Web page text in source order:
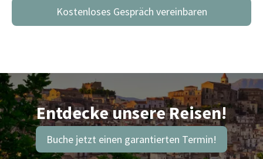
Kostenloses Gespräch vereinbaren
Entdecke unsere Reisen!
Buche jetzt einen garantierten Termin!